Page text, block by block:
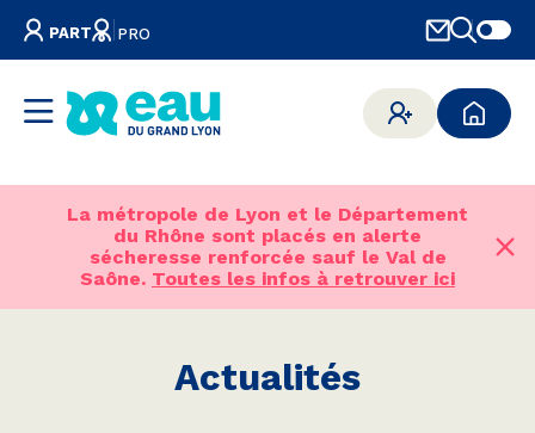
PART PRO
La métropole de Lyon et le Département
du Rhône sont placés en alerte
sécheresse renforcée sauf le Val de
Saône. Toutes les infos à retrouver ici
Actualités